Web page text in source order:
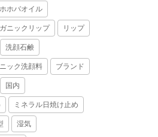
ホホバオイル
ニックリップ リップ
洗顔石鹸
ック洗顔料 ブランド
国内
ミネラル日焼け止め
湿気